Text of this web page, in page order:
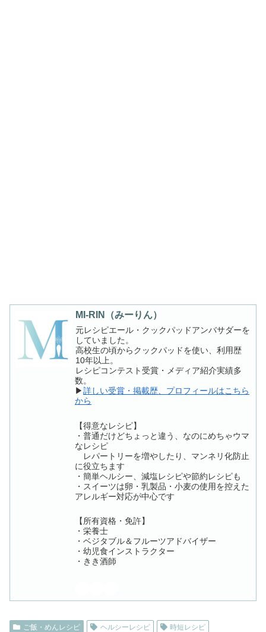
MI-RIN（みーりん）
元レシピエール・クックパッドアンバサダーを
していました。
高校生の頃からクックパッドを使い、利用歴
10年以上。
レシピコンテスト受賞・メディア紹介実績多
数。
▶詳しい受賞・掲載歴、プロフィールはこちら
から
【得意なレシピ】
・普通だけどちょっと違う、なのにめちゃウマ
なレシピ
レパートリーを増やしたり、マンネリ化防止
に役立ちます
・簡単ヘルシー、減塩レシピや節約レシピも
・スイーツは卵・乳製品・小麦の使用を控えた
アレルギー対応が中心です
【所有資格・免許】
・栄養士
・ベジタブル＆フルーツアドバイザー
・幼児食インストラクター
・きき酒師
ご飯・めんレシピ ヘルシーレシピ
時短レシピ